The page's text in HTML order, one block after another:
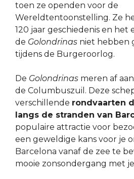
toen ze openden voor de
Wereldtentoonstelling. Ze
120 jaar geschiedenis en
de Golondrinas niet hebben
tijdens de Burgeroorlog.
De Golondrinas meren af
de Columbuszuil. Deze
verschillende rondvaarten
langs de stranden van
populaire attractie voor
een geweldige kans voor je
Barcelona vanaf de zee te
mooie zonsondergang met